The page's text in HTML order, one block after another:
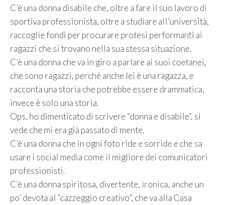
C’è una donna disabile che, oltre a fare il suo lavoro di
sportiva professionista, oltre a studiare all’università,
raccoglie fondi per procurare protesi performanti ai
ragazzi che si trovano nella sua stessa situazione.
C’è una donna che va in giro a parlare ai suoi coetanei,
che sono ragazzi, perché anche lei è una ragazza, e
racconta una storia che potrebbe essere drammatica,
invece è solo una storia.
Ops, ho dimenticato di scrivere “donna e disabile”, si
vede che mi era già passato di mente.
C’è una donna che in ogni foto ride e sorride e che sa
usare i social media come il migliore dei comunicatori
professionisti.
C’è una donna spiritosa, divertente, ironica, anche un
po’ devota al “cazzeggio creativo”, che va alla Casa